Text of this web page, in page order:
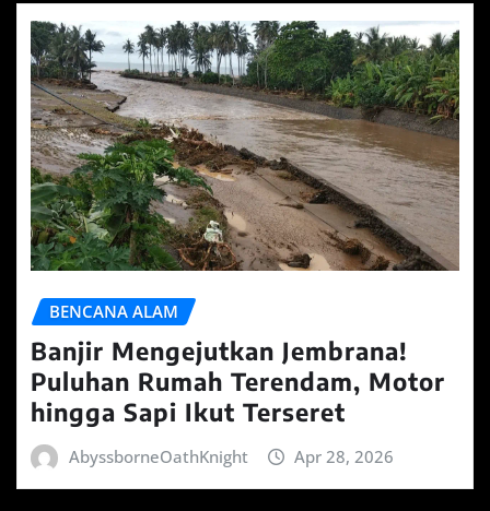
BENCANA ALAM
Banjir Mengejutkan Jembrana!
Puluhan Rumah Terendam, Motor
hingga Sapi Ikut Terseret
AbyssborneOathKnight Apr 28, 2026